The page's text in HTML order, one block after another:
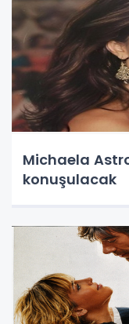
Michaela
konuşulacak